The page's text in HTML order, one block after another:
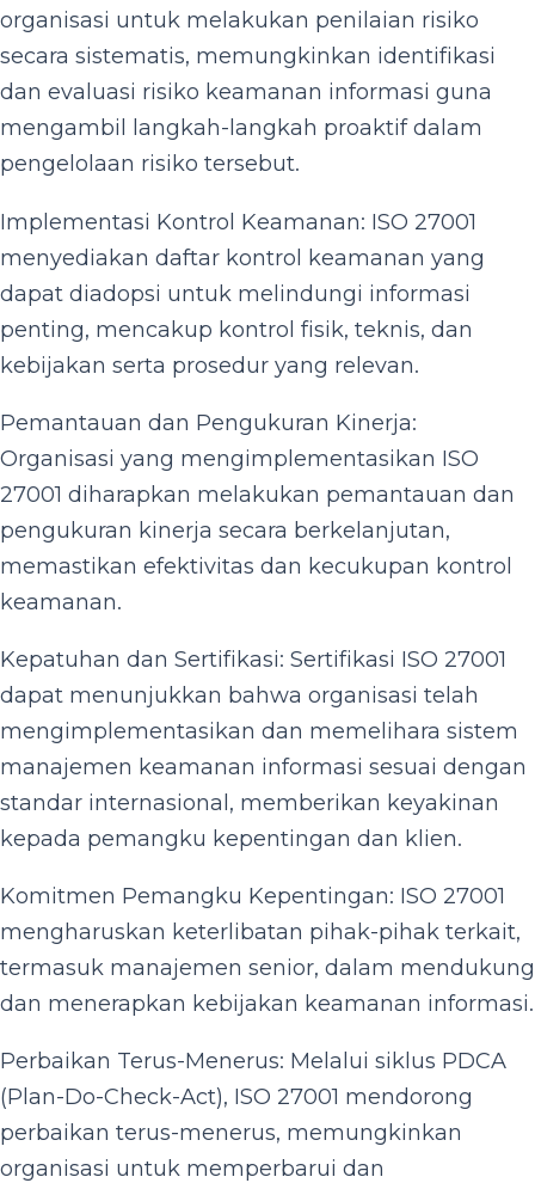
organisasi untuk melakukan penilaian risiko
secara sistematis, memungkinkan identifikasi
dan evaluasi risiko keamanan informasi guna
mengambil langkah-langkah proaktif dalam
pengelolaan risiko tersebut.
Implementasi Kontrol Keamanan: ISO 27001
menyediakan daftar kontrol keamanan yang
dapat diadopsi untuk melindungi informasi
penting, mencakup kontrol fisik, teknis, dan
kebijakan serta prosedur yang relevan.
Pemantauan dan Pengukuran Kinerja:
Organisasi yang mengimplementasikan ISO
27001 diharapkan melakukan pemantauan dan
pengukuran kinerja secara berkelanjutan,
memastikan efektivitas dan kecukupan kontrol
keamanan.
Kepatuhan dan Sertifikasi: Sertifikasi ISO 27001
dapat menunjukkan bahwa organisasi telah
mengimplementasikan dan memelihara sistem
manajemen keamanan informasi sesuai dengan
standar internasional, memberikan keyakinan
kepada pemangku kepentingan dan klien.
Komitmen Pemangku Kepentingan: ISO 27001
mengharuskan keterlibatan pihak-pihak terkait,
termasuk manajemen senior, dalam mendukung
dan menerapkan kebijakan keamanan informasi.
Perbaikan Terus-Menerus: Melalui siklus PDCA
(Plan-Do-Check-Act), ISO 27001 mendorong
perbaikan terus-menerus, memungkinkan
organisasi untuk memperbarui dan